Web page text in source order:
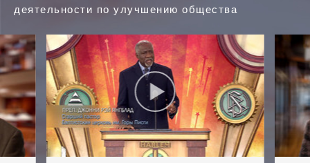
деятельности по улучшению общества